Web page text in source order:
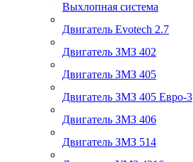
Выхлопная система
Двигатель Evotech 2.7
Двигатель ЗМЗ 402
Двигатель ЗМЗ 405
Двигатель ЗМЗ 405 Евро-3
Двигатель ЗМЗ 406
Двигатель ЗМЗ 514